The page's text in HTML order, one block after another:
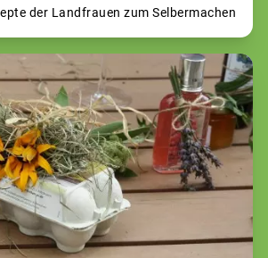
der Landfrauen zum Selbermachen